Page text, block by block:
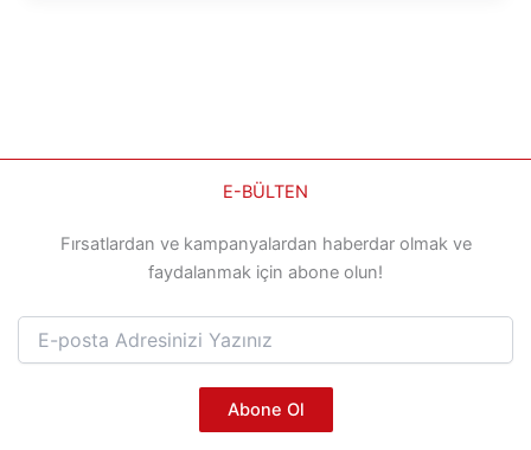
E-BÜLTEN
Fırsatlardan ve kampanyalardan haberdar olmak ve
faydalanmak için abone olun!
Abone Ol